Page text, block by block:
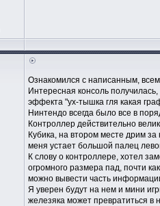
Ознакомился с написанным,
Интересная консоль
эффекта "ух-тышка гля какая
Нинтендо всегда было все в
Контроллер действительно
Кубика, на втором месте дрим
меня устает большой палец
К слову о контроллере, хотел
огромного размера пад, почти
можно вывести часть
Я уверен будут на нем и мини
железяка может превратиться в